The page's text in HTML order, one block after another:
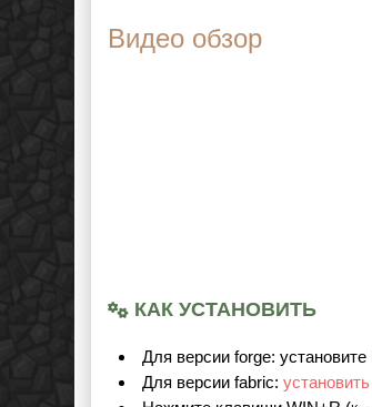
Видео обзор
КАК УСТАНОВИТЬ
Для версии forge: установите
Для версии fabric: установить